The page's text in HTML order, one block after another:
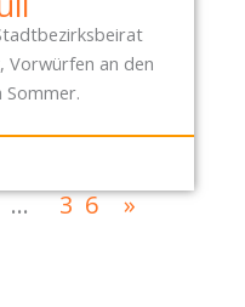
Vorwürfen an den
… 36 »